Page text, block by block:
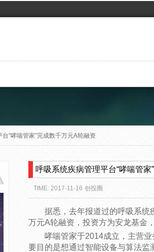
“哮喘管家”完成数千万元A轮融资
呼吸系统疾病管理平台“哮喘管
TIME: 2017-11-16 创投圈
据悉，去年报道过的呼吸系统
万元A轮融资，投资方为安龙基金
哮喘管家于2014成立，主营
要目的是想通过智能设备与算法监